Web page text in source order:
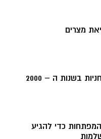
מצרים
בשנות ה – 2000
5 המפתחות כדי להגיע